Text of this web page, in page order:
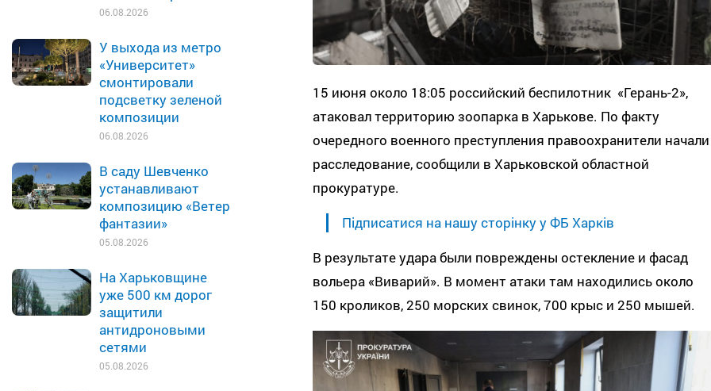
06.08.2026
У выхода из метро
«Университет»
смонтировали
подсветку зеленой
композиции
06.08.2026
В саду Шевченко
устанавливают
композицию «Ветер
фантазии»
05.08.2026
На Харьковщине
уже 500 км дорог
защитили
антидроновыми
сетями
05.08.2026
15 июня около 18:05 российский беспилотник «Герань-2»,
атаковал территорию зоопарка в Харькове. По факту
очередного военного преступления правоохранители начали
расследование, сообщили в Харьковской областной
прокуратуре.
Підписатися на нашу сторінку у ФБ Харків
В результате удара были повреждены остекление и фасад
вольера «Виварий». В момент атаки там находились около
150 кроликов, 250 морских свинок, 700 крыс и 250 мышей.